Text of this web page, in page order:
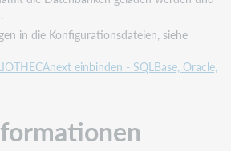
in die Konfigurationsdateien, siehe
einbinden - SQLBase, Oracle,